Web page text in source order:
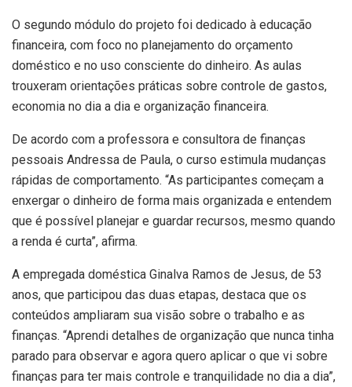
O segundo módulo do projeto foi dedicado à educação
financeira, com foco no planejamento do orçamento
doméstico e no uso consciente do dinheiro. As aulas
trouxeram orientações práticas sobre controle de gastos,
economia no dia a dia e organização financeira.
De acordo com a professora e consultora de finanças
pessoais Andressa de Paula, o curso estimula mudanças
rápidas de comportamento. “As participantes começam a
enxergar o dinheiro de forma mais organizada e entendem
que é possível planejar e guardar recursos, mesmo quando
a renda é curta”, afirma.
A empregada doméstica Ginalva Ramos de Jesus, de 53
anos, que participou das duas etapas, destaca que os
conteúdos ampliaram sua visão sobre o trabalho e as
finanças. “Aprendi detalhes de organização que nunca tinha
parado para observar e agora quero aplicar o que vi sobre
finanças para ter mais controle e tranquilidade no dia a dia”,